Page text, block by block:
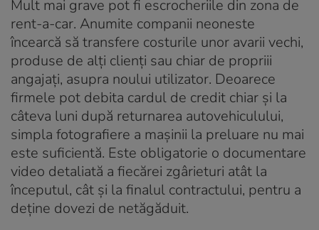
Mult mai grave pot fi escrocheriile din zona de
rent-a-car. Anumite companii neoneste
încearcă să transfere costurile unor avarii vechi,
produse de alți clienți sau chiar de propriii
angajați, asupra noului utilizator. Deoarece
firmele pot debita cardul de credit chiar și la
câteva luni după returnarea autovehiculului,
simpla fotografiere a mașinii la preluare nu mai
este suficientă. Este obligatorie o documentare
video detaliată a fiecărei zgârieturi atât la
începutul, cât și la finalul contractului, pentru a
deține dovezi de netăgăduit.